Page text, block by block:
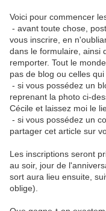
Voici pour commencer
- avant toute chose,
vous inscrire, en
dans le formulaire, ainsi
remporter. Tout le
pas de blog ou celles
- si vous possédez un
reprenant la photo ci-
Cécile et laissez moi le
- si vous possédez un
partager cet article sur
Les inscriptions seront
au soir, jour de
sort aura lieu ensuite,
oblige).